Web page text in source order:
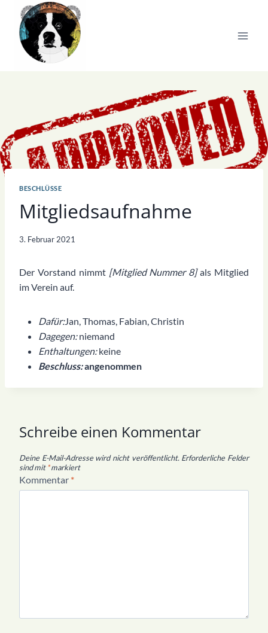
Inhalt
springen
BESCHLÜSSE
Mitgliedsaufnahme
3. Februar 2021
Der Vorstand nimmt [Mitglied Nummer 8]als Mitglied
im Verein auf.
Dafür:Jan, Thomas, Fabian, Christin
Dagegen:niemand
Enthaltungen:keine
Beschluss:angenommen
Schreibe einen Kommentar
Deine E-Mail-Adresse wird nicht veröffentlicht. Erforderliche Felder
sind mit*markiert
Kommentar *